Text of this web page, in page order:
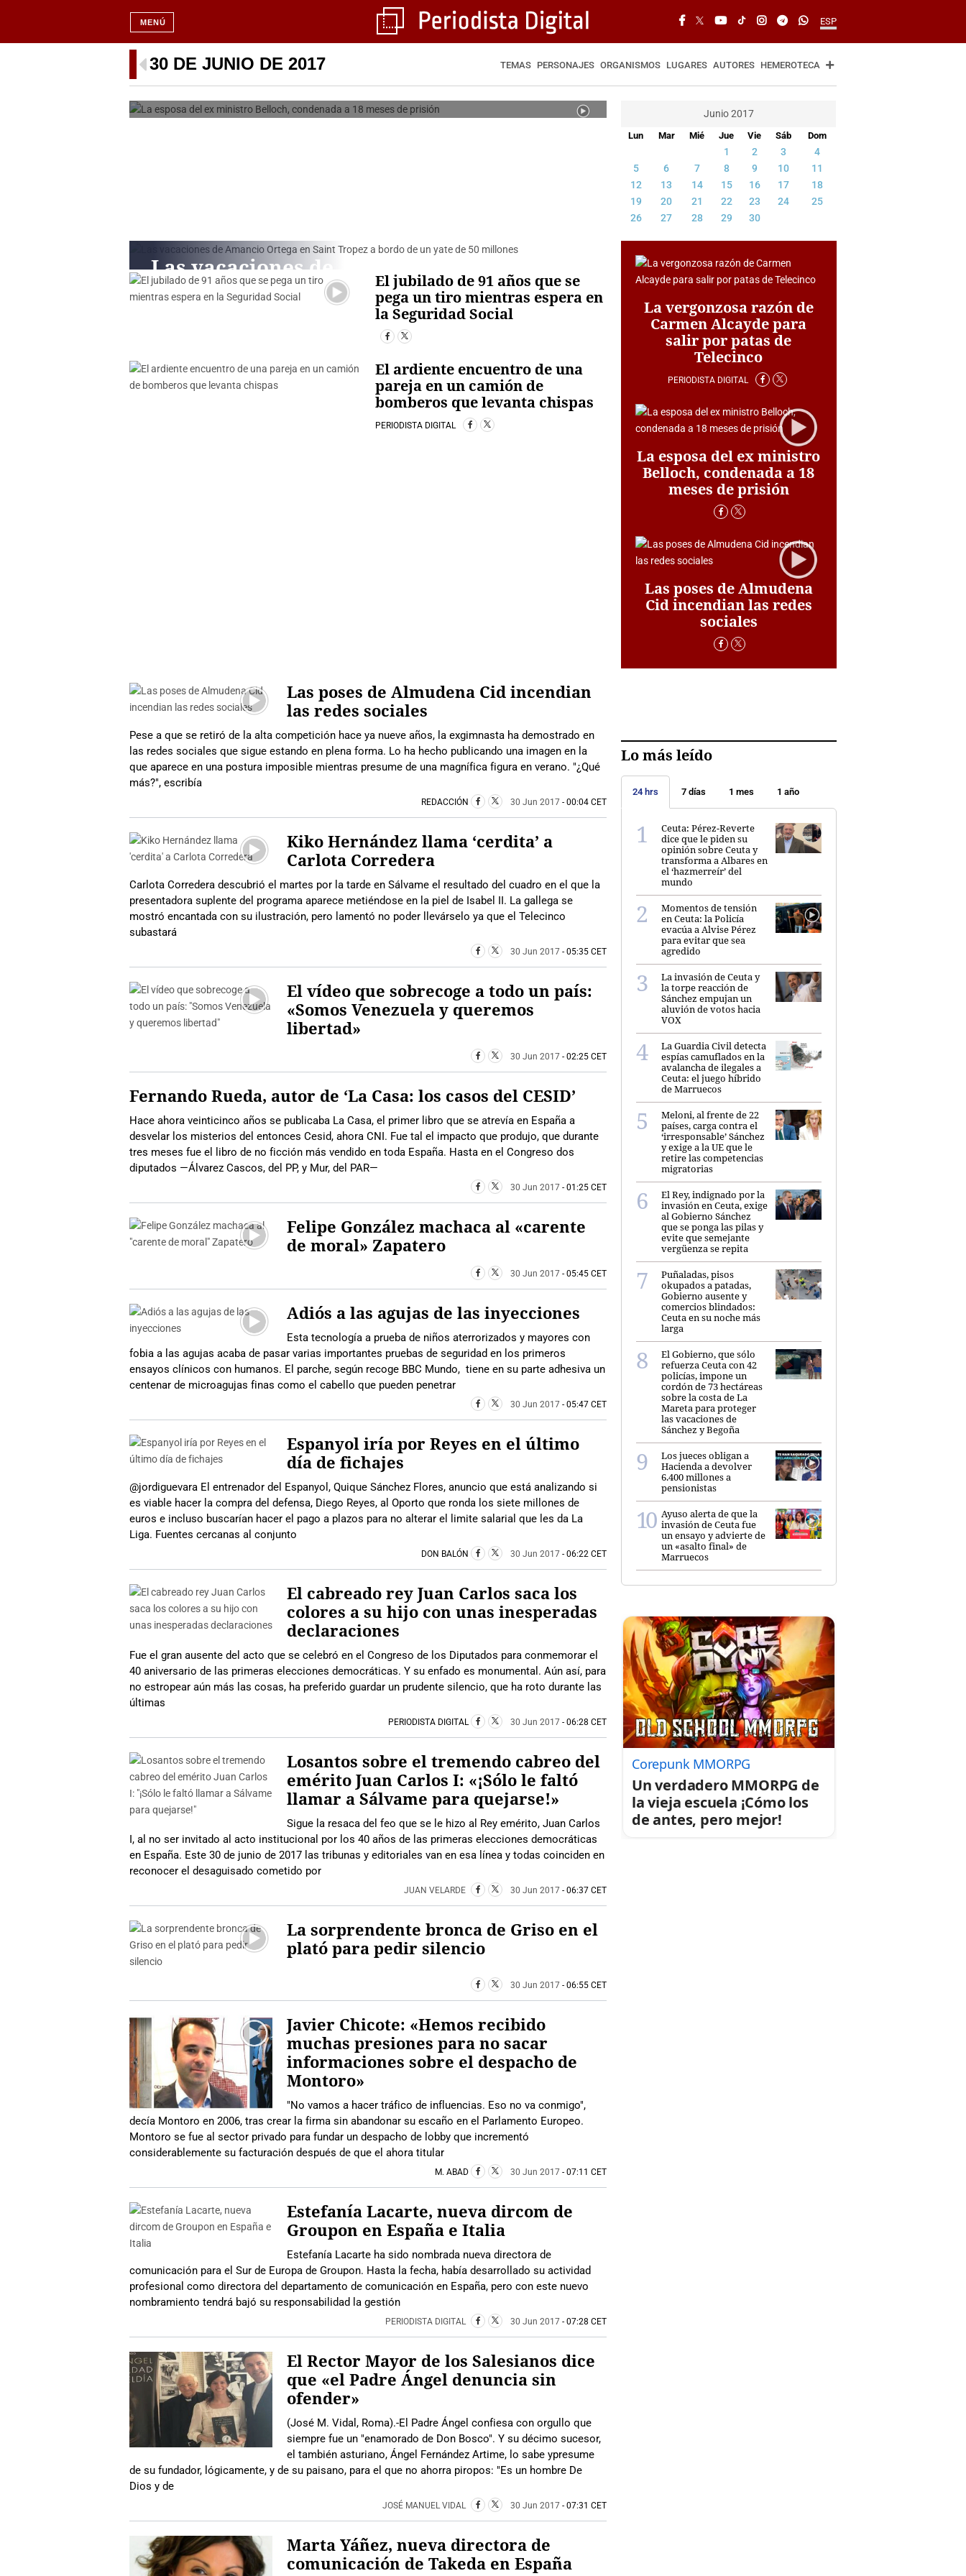
ESP
MENÚ
30 DE JUNIO DE 2017 TEMAS PERSONAJES ORGANISMOS LUGARES AUTORES HEMEROTECA
La esposa del ex ministro Belloch, condenada a 18
meses de prisión
Junio 2017
Lun Mar Mié Jue Vie Sáb Dom
1 2 3
4
5
6 7 8 9 10
11
12
13 14 15 16 17
18
19
20 21 22 23 24
25
26
27 28 29 30
Las vacaciones de
Amancio Ortega
de 50 millones
PERIODISTA DIGITAL
El jubilado de 91 años que se
pega un tiro mientras espera en
la Seguridad Social
El ardiente encuentro de una
pareja en un camión de
bomberos que levanta chispas
PERIODISTA DIGITAL
La vergonzosa razón de
Carmen Alcayde para
salir por patas de
Telecinco
PERIODISTA DIGITAL
La esposa del ex ministro
Belloch, condenada a 18
meses de prisión
Las poses de Almudena
Cid incendian las redes
sociales
Las poses de Almudena Cid incendian
las redes sociales
Pese a que se retiró de la alta competición hace ya nueve años, la exgimnasta ha demostrado en
las redes sociales que sigue estando en plena forma. Lo ha hecho publicando una imagen en la
que aparece en una postura imposible mientras presume de una magnífica figura en verano. "¿Qué
más?", escribía
REDACCIÓN 30 Jun 2017 - 00:04 CET
Kiko Hernández llama ‘cerdita’ a
Carlota Corredera
Carlota Corredera descubrió el martes por la tarde en Sálvame el resultado del cuadro en el que la
presentadora suplente del programa aparece metiéndose en la piel de Isabel II. La gallega se
mostró encantada con su ilustración, pero lamentó no poder llevárselo ya que el Telecinco
subastará
30 Jun 2017 - 05:35 CET
El vídeo que sobrecoge a todo un país:
«Somos Venezuela y queremos
libertad»
30 Jun 2017 - 02:25 CET
Fernando Rueda, autor de ‘La Casa: los casos del CESID’
Hace ahora veinticinco años se publicaba La Casa, el primer libro que se atrevía en España a
desvelar los misterios del entonces Cesid, ahora CNI. Fue tal el impacto que produjo, que durante
tres meses fue el libro de no ficción más vendido en toda España. Hasta en el Congreso dos
diputados —Álvarez Cascos, del PP, y Mur, del PAR—
30 Jun 2017 - 01:25 CET
Felipe González machaca al «carente
de moral» Zapatero
30 Jun 2017 - 05:45 CET
Adiós a las agujas de las inyecciones
Esta tecnología a prueba de niños aterrorizados y mayores con
fobia a las agujas acaba de pasar varias importantes pruebas de seguridad en los primeros
ensayos clínicos con humanos. El parche, según recoge BBC Mundo, tiene en su parte adhesiva un
centenar de microagujas finas como el cabello que pueden penetrar
30 Jun 2017 - 05:47 CET
Espanyol iría por Reyes en el último
día de fichajes
@jordiguevara El entrenador del Espanyol, Quique Sánchez Flores, anuncio que está analizando si
es viable hacer la compra del defensa, Diego Reyes, al Oporto que ronda los siete millones de
euros e incluso buscarían hacer el pago a plazos para no alterar el limite salarial que les da La
Liga. Fuentes cercanas al conjunto
DON BALÓN 30 Jun 2017 - 06:22 CET
El cabreado rey Juan Carlos saca los
colores a su hijo con unas inesperadas
declaraciones
Fue el gran ausente del acto que se celebró en el Congreso de los Diputados para conmemorar el
40 aniversario de las primeras elecciones democráticas. Y su enfado es monumental. Aún así, para
no estropear aún más las cosas, ha preferido guardar un prudente silencio, que ha roto durante las
últimas
PERIODISTA DIGITAL 30 Jun 2017 - 06:28 CET
Losantos sobre el tremendo cabreo del
emérito Juan Carlos I: «¡Sólo le faltó
llamar a Sálvame para quejarse!»
Sigue la resaca del feo que se le hizo al Rey emérito, Juan Carlos
I, al no ser invitado al acto institucional por los 40 años de las primeras elecciones democráticas
en España. Este 30 de junio de 2017 las tribunas y editoriales van en esa línea y todas coinciden en
reconocer el desaguisado cometido por
JUAN VELARDE 30 Jun 2017 - 06:37 CET
La sorprendente bronca de Griso en el
plató para pedir silencio
30 Jun 2017 - 06:55 CET
Javier Chicote: «Hemos recibido
muchas presiones para no sacar
informaciones sobre el despacho de
Montoro»
"No vamos a hacer tráfico de influencias. Eso no va conmigo",
decía Montoro en 2006, tras crear la firma sin abandonar su escaño en el Parlamento Europeo.
Montoro se fue al sector privado para fundar un despacho de lobby que incrementó
considerablemente su facturación después de que el ahora titular
M. ABAD 30 Jun 2017 - 07:11 CET
Estefanía Lacarte, nueva dircom de
Groupon en España e Italia
Estefanía Lacarte ha sido nombrada nueva directora de
comunicación para el Sur de Europa de Groupon. Hasta la fecha, había desarrollado su actividad
profesional como directora del departamento de comunicación en España, pero con este nuevo
nombramiento tendrá bajó su responsabilidad la gestión
PERIODISTA DIGITAL 30 Jun 2017 - 07:28 CET
El Rector Mayor de los Salesianos dice
que «el Padre Ángel denuncia sin
ofender»
(José M. Vidal, Roma).-El Padre Ángel confiesa con orgullo que
siempre fue un "enamorado de Don Bosco". Y su décimo sucesor,
el también asturiano, Ángel Fernández Artime, lo sabe ypresume
de su fundador, lógicamente, y de su paisano, para el que no ahorra piropos: "Es un hombre De
Dios y de
JOSÉ MANUEL VIDAL 30 Jun 2017 - 07:31 CET
Marta Yáñez, nueva directora de
comunicación de Takeda en España
Lo más leído
24 hrs 7 días 1 mes 1 año
Ceuta: Pérez-Reverte
dice que le piden su
opinión sobre Ceuta y
transforma a Albares en
el ‘hazmerreír’ del
mundo
Momentos de tensión
en Ceuta: la Policía
evacúa a Alvise Pérez
para evitar que sea
agredido
La invasión de Ceuta y
la torpe reacción de
Sánchez empujan un
aluvión de votos hacia
VOX
La Guardia Civil detecta
espías camuflados en la
avalancha de ilegales a
Ceuta: el juego híbrido
de Marruecos
Meloni, al frente de 22
países, carga contra el
‘irresponsable’ Sánchez
y exige a la UE que le
retire las competencias
migratorias
El Rey, indignado por la
invasión en Ceuta, exige
al Gobierno Sánchez
que se ponga las pilas y
evite que semejante
vergüenza se repita
Puñaladas, pisos
okupados a patadas,
Gobierno ausente y
comercios blindados:
Ceuta en su noche más
larga
El Gobierno, que sólo
refuerza Ceuta con 42
policías, impone un
cordón de 73 hectáreas
sobre la costa de La
Mareta para proteger
las vacaciones de
Sánchez y Begoña
Los jueces obligan a
Hacienda a devolver
6.400 millones a
pensionistas
Ayuso alerta de que la
invasión de Ceuta fue
un ensayo y advierte de
un «asalto final» de
Marruecos
Corepunk MMORPG
Un verdadero MMORPG de
la vieja escuela ¡Cómo los
de antes, pero mejor!